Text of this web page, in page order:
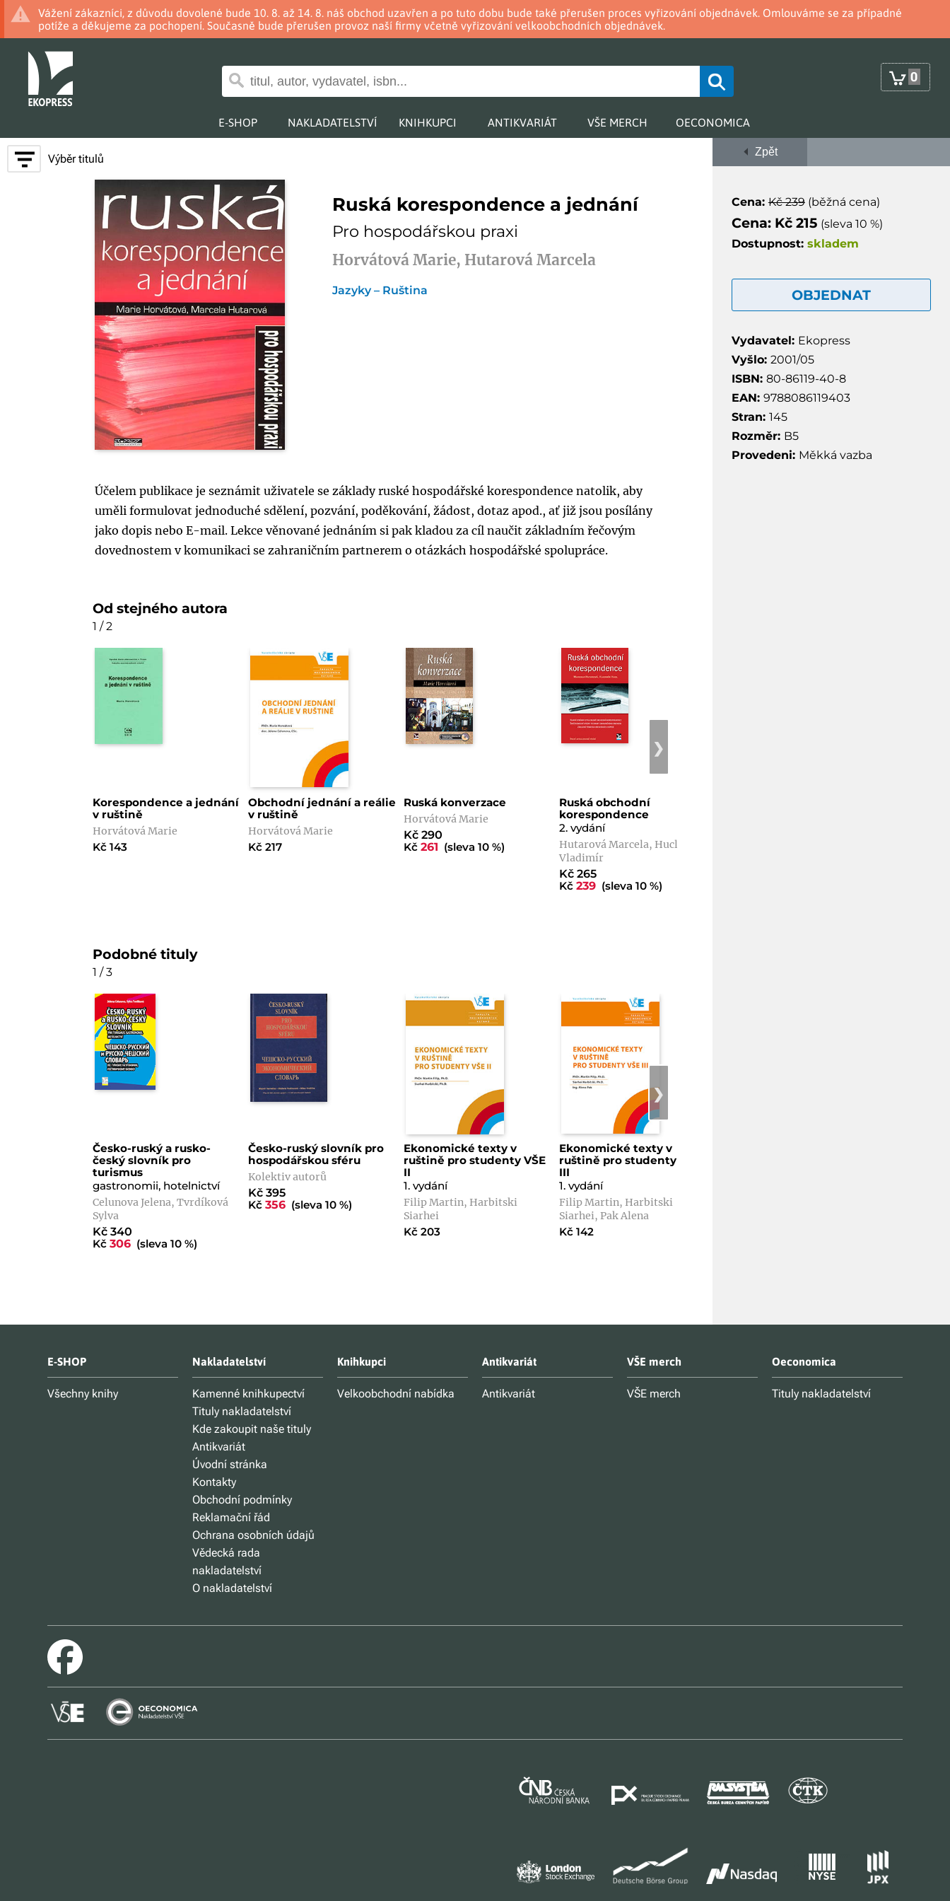
Vážení zákazníci, z důvodu dovolené bude 10. 8. až 14. 8. náš obchod uzavřen a po tuto dobu bude také přerušen proces vyřizování objednávek. Omlouváme se za případné
potíže a děkujeme za pochopení. Současně bude přerušen provoz naší firmy včetně vyřizování velkoobchodních objednávek.
0
E-SHOP NAKLADATELSTVÍ KNIHKUPCI ANTIKVARIÁT VŠE MERCH OECONOMICA
Výběr titulů
Ruská korespondence a jednání
Pro hospodářskou praxi
Horvátová Marie, Hutarová Marcela
Jazyky – Ruština
Zpět
Cena:Kč 239(běžná cena)
Cena: Kč 215 (sleva 10 %)
Dostupnost: skladem
OBJEDNAT
Vydavatel: Ekopress
Vyšlo: 2001/05
ISBN: 80-86119-40-8
EAN: 9788086119403
Stran: 145
Rozměr: B5
Provedeni: Měkká vazba
Účelem publikace je seznámit uživatele se základy ruské hospodářské korespondence natolik, aby
uměli formulovat jednoduché sdělení, pozvání, poděkování, žádost, dotaz apod., ať již jsou posílány
jako dopis nebo E-mail. Lekce věnované jednáním si pak kladou za cíl naučit základním řečovým
dovednostem v komunikaci se zahraničním partnerem o otázkách hospodářské spolupráce.
Od stejného autora
1 / 2
Korespondence a jednání
v ruštině
Horvátová Marie
Kč 143
Obchodní jednání a reálie
v ruštině
Horvátová Marie
Kč 217
Ruská konverzace
Horvátová Marie
Kč 290
Kč261 (sleva 10 %)
Ruská obchodní
korespondence
2. vydání
Hutarová Marcela, Hucl
Vladimír
Kč 265
Kč239 (sleva 10 %)
❯
Podobné tituly
1 / 3
Česko-ruský a rusko-
český slovník pro
turismus
gastronomii, hotelnictví
Celunova Jelena, Tvrdíková
Sylva
Kč 340
Kč306 (sleva 10 %)
Česko-ruský slovník pro
hospodářskou sféru
Kolektiv autorů
Kč 395
Kč356 (sleva 10 %)
Ekonomické texty v
ruštině pro studenty VŠE
II
1. vydání
Filip Martin, Harbitski
Siarhei
Kč 203
Ekonomické texty v
ruštině pro studenty VŠE
III
1. vydání
Filip Martin, Harbitski
Siarhei, Pak Alena
Kč 142
❯
E-SHOP
Všechny knihy
Nakladatelství
Kamenné knihkupectví
Tituly nakladatelství
Kde zakoupit naše tituly
Antikvariát
Úvodní stránka
Kontakty
Obchodní podmínky
Reklamační řád
Ochrana osobních údajů
Vědecká rada
nakladatelství
O nakladatelství
Knihkupci
Velkoobchodní nabídka
Antikvariát
Antikvariát
VŠE merch
VŠE merch
Oeconomica
Tituly nakladatelství